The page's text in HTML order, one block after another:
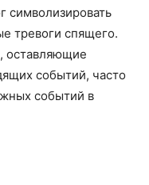
символизировать
тревоги спящего.
оставляющие
событий, часто
событий в